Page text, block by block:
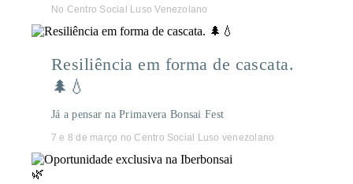
No Centro Social Luso Venezolano
Resiliência em forma de cascata.
🌲💧
Já a pensar na Primavera Bonsai Fest
7 e 8 de março no Centro Social Luso venezolano